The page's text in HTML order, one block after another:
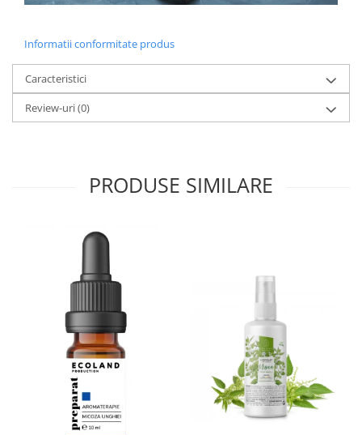
Informatii conformitate produs
Caracteristici
Review-uri(0)
PRODUSE SIMILARE